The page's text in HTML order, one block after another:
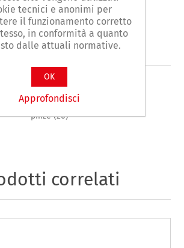
FacebookWhatsApp
LinkedIn
Etichetta del prodotto
pinze (20)
correlati
tecnici e anonimi per
il funzionamento corretto
in conformità a quanto
dalle attuali normative.
OK
Approfondisci